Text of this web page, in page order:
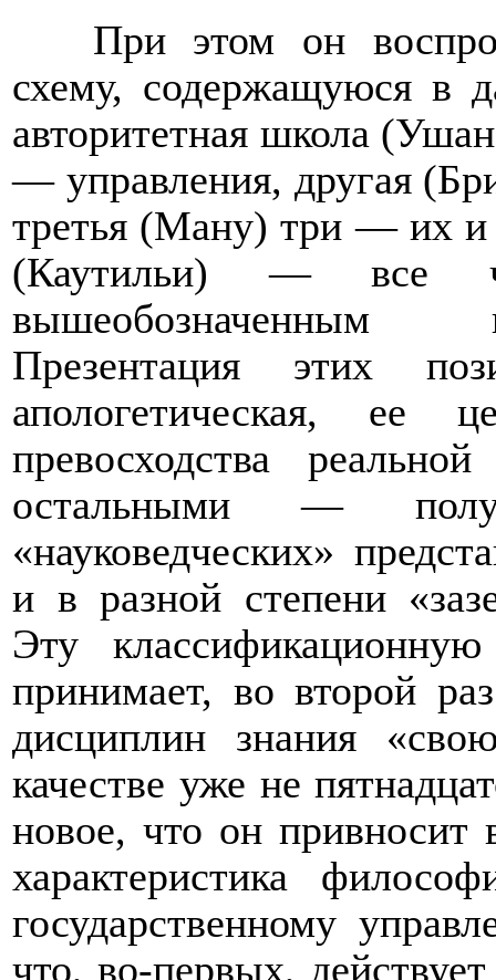
При этом он
схему, содержащуюся в
авторитетная школа
— управления, другая
третья (Ману) три — их и
(Каутильи) — все
вышеобозначенным
Презентация этих
апологетическая, ее
превосходства
остальными —
«науковедческих»
и в разной степени
Эту
принимает, во второй
дисциплин знания
качестве уже не
новое, что он
характеристика
государственному
что, во-первых,